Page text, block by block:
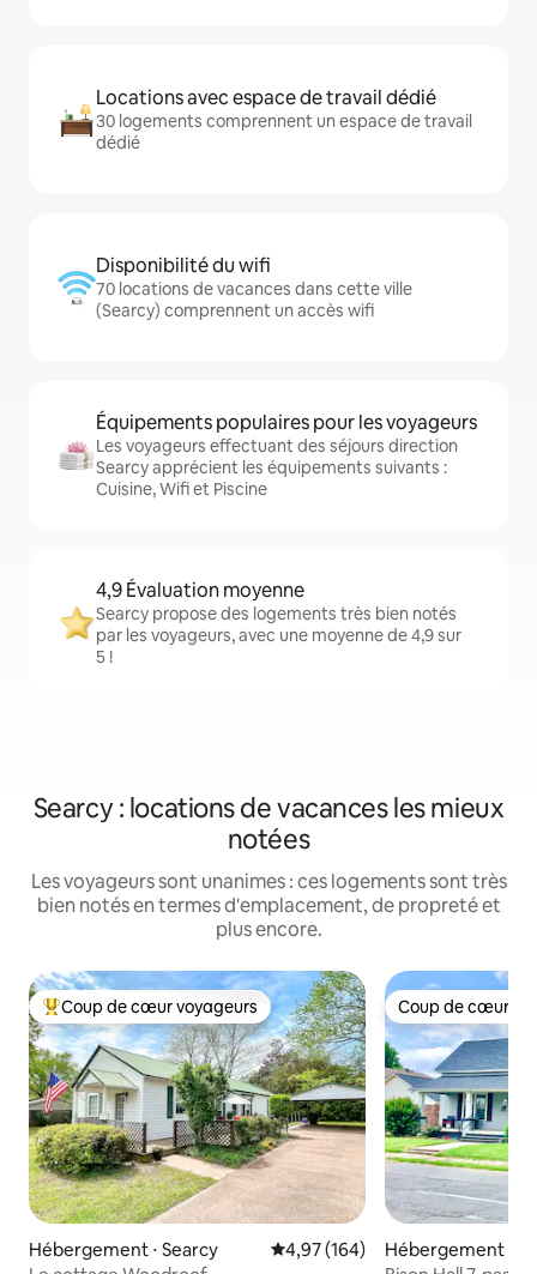
Locations avec espace de travail dédié
30 logements comprennent un espace de travail
dédié
Disponibilité du wifi
70 locations de vacances dans cette ville
(Searcy) comprennent un accès wifi
Équipements populaires pour les voyageurs
Les voyageurs effectuant des séjours direction
Searcy apprécient les équipements suivants :
Cuisine, Wifi et Piscine
4,9 Évaluation moyenne
Searcy propose des logements très bien notés
par les voyageurs, avec une moyenne de 4,9 sur
5 !
Searcy : locations de vacances les mieux
notées
Les voyageurs sont unanimes : ces logements sont très
bien notés en termes d'emplacement, de propreté et
plus encore.
Coups de cœur voyageurs les plus appréciés
Coup de cœur voyageurs
Hébergement ⋅ Searcy Évaluation moyenne sur la
4,97 (164)
Coup de cœur
Coup de cœur
Hébergement ⋅